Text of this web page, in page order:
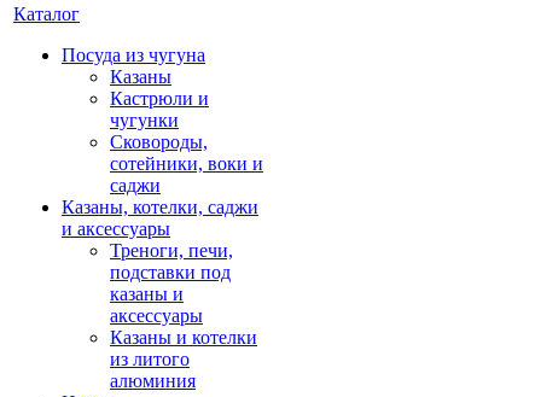
Каталог
Посуда из чугуна
Казаны
Кастрюли и
чугунки
Сковороды,
сотейники, воки и
саджи
Казаны, котелки, саджи
и аксессуары
Треноги, печи,
подставки под
казаны и
аксессуары
Казаны и котелки
из литого
алюминия